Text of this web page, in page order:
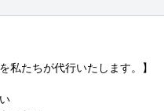
私たちが代行いたします。】